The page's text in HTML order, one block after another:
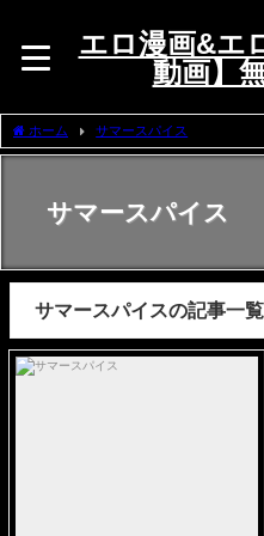
エロ漫画&エ
動画】
ホーム サマースパイス
サマースパイス
サマースパイスの記事一覧